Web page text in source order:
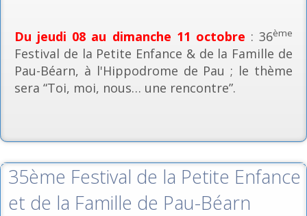
Du jeudi 08 au dimanche 11 octobre : 36ème
Festival de la Petite Enfance & de la Famille de
Pau-Béarn, à l'Hippodrome de Pau ; le thème
sera “Toi, moi, nous… une rencontre”.
35ème Festival de la Petite Enfance
et de la Famille de Pau-Béarn